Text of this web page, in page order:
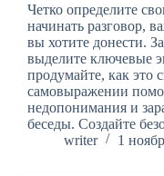
Четко определите
начинать разговор,
вы хотите донести.
выделите ключевые
продумайте, как это
самовыражении
недопонимания и
беседы. Создайте
writer
1